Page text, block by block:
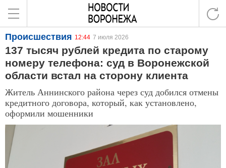
Происшествия 12:44 7 июля 2026
137 тысяч рублей кредита по старому
номеру телефона: суд в Воронежской
области встал на сторону клиента
Житель Аннинского района через суд добился отмены
кредитного договора, который, как установлено,
оформили мошенники